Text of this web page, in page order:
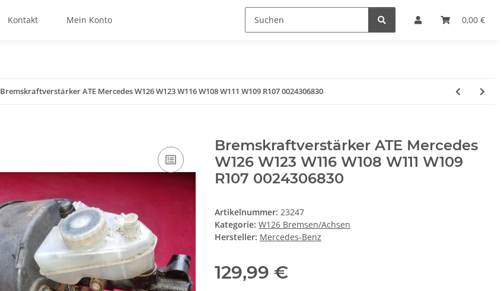
0,00 €
Kontakt Mein Konto
Bremskraftverstärker ATE Mercedes W126 W123 W116 W108 W111 W109 R107 0024306830
Bremskraftverstärker ATE Mercedes
W126 W123 W116 W108 W111 W109
R107 0024306830
Artikelnummer: 23247
Kategorie: W126 Bremsen/Achsen
Hersteller: Mercedes-Benz
129,99 €